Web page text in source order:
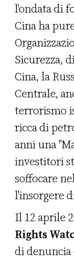
l'ondata di
Cina ha
Sicurezza,
Cina, la
Centrale,
terrorismo
ricca di
anni una
investitori
soffocare
l'insorgere
Il 12 aprile
Rights
di